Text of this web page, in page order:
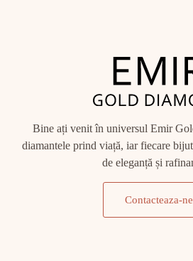
Bine ați venit în universul Emir
diamantele prind viață, iar fiecare
de eleganță și
Contacteaza-ne